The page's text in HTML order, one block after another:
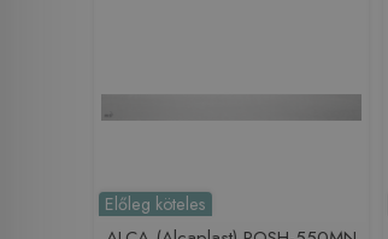
Előleg köteles